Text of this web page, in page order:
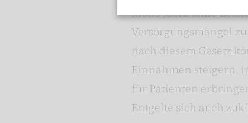
Motto ‚Geld ohne
Versorgungsmängel
nach diesem Gesetz
Einnahmen steigern,
für Patienten
Entgelte sich auch